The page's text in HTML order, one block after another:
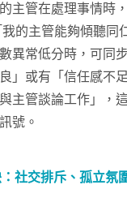
的主管在處理事情時
的主管能夠傾聽同
異常低分時，可同
」或有「信任感不
主管談論工作」，
號。
社交排斥、孤立氛